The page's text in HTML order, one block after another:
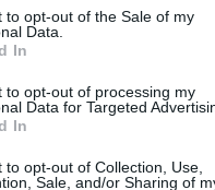
to opt-out of the Sale of my
Data.
In
to opt-out of processing my
Data for Targeted
In
to opt-out of Collection, Use,
Sale, and/or Sharing of
, karteli Troplinëve
,